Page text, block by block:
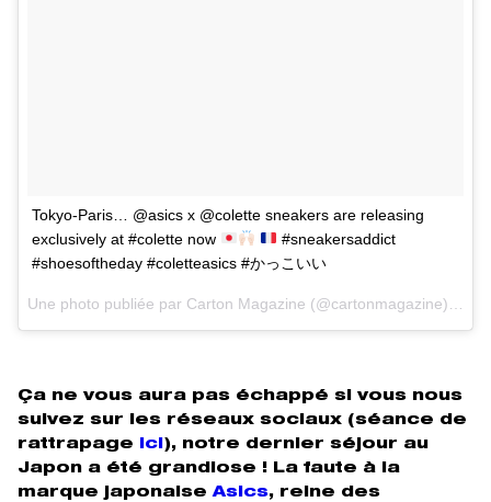
Tokyo-Paris… @asics x @colette sneakers are releasing
exclusively at #colette now
#sneakersaddict
#shoesoftheday #coletteasics #かっこいい
Ça ne vous aura pas échappé si vous nous
suivez sur les réseaux sociaux (séance de
rattrapage ici), notre dernier séjour au
Japon a été grandiose ! La faute à la
marque japonaiseAsics, reine des